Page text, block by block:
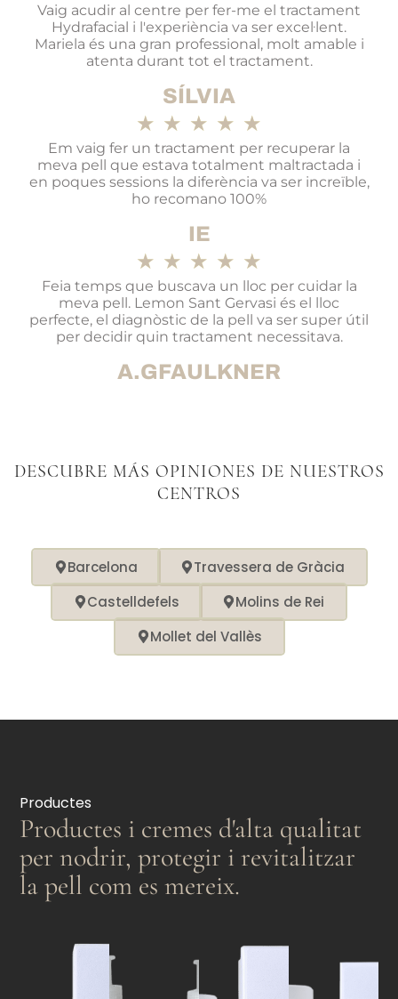
Vaig acudir al centre per fer-me el tractament
Hydrafacial i l'experiència va ser excel·lent.
Mariela és una gran professional, molt amable i
atenta durant tot el tractament.
SÍLVIA
★ ★ ★ ★ ★
Em vaig fer un tractament per recuperar la
meva pell que estava totalment maltractada i
en poques sessions la diferència va ser increïble,
ho recomano 100%
IE
★ ★ ★ ★ ★
Feia temps que buscava un lloc per cuidar la
meva pell. Lemon Sant Gervasi és el lloc
perfecte, el diagnòstic de la pell va ser super útil
per decidir quin tractament necessitava.
A.GFAULKNER
DESCUBRE MÁS OPINIONES DE NUESTROS
CENTROS
Barcelona
Travessera de Gràcia
Castelldefels
Molins de Rei
Mollet del Vallès
Productes
Productes i cremes d'alta qualitat
per nodrir, protegir i revitalitzar
la pell com es mereix.